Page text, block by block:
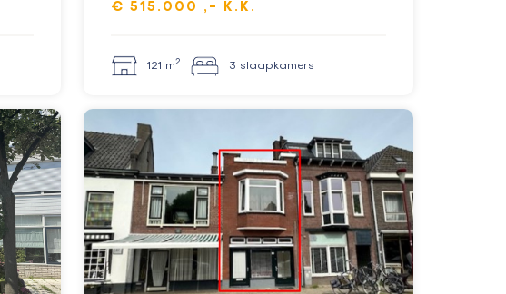
€ 515.000 ,- K.K.
121 m2 3 slaapkamers